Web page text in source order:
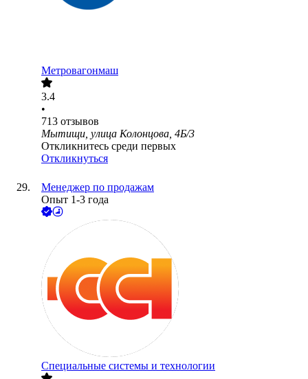
Метровагонмаш
3.4
•
713 отзывов
Мытищи, улица Колонцова, 4Б/3
Откликнитесь среди первых
Откликнуться
Менеджер по продажам
Опыт 1-3 года
Специальные системы и технологии